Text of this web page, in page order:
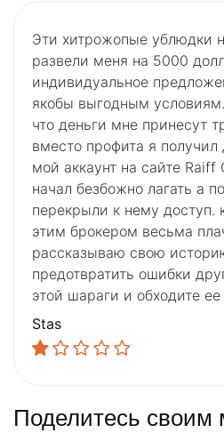
Эти хитрожопые ублюдки
развели меня на 5000
индивидуальное
якобы выгодным
что деньги мне принесут
вместо профита я
мой аккаунт на сайте Raiff
начал безбожно лагать а
перекрыли к нему доступ.
этим брокером весьма
рассказываю свою
предотвратить ошибки
этой шараги и обходите ее
Stas
Поделитесь своим